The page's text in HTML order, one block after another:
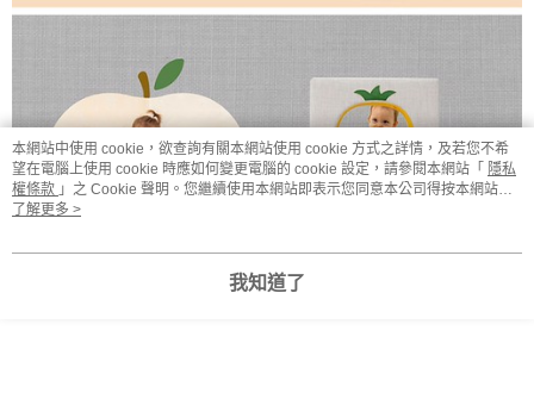
本網站中使用 cookie，欲查詢有關本網站使用 cookie 方式之詳情，及若您不希
望在電腦上使用 cookie 時應如何變更電腦的 cookie 設定，請參閱本網站「 隱私
權條款 」之 Cookie 聲明。您繼續使用本網站即表示您同意本公司得按本網站使
用條款之 Cookie 聲明使用 cookie。
了解更多 >
我知道了